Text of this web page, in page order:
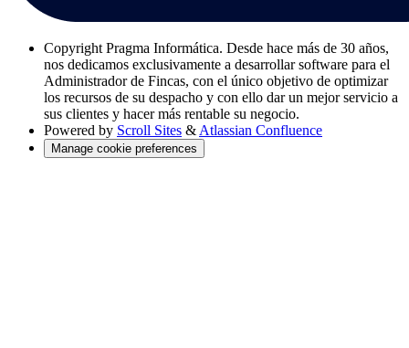
Copyright Pragma Informática. Desde hace más de 30 años,
nos dedicamos exclusivamente a desarrollar software para el
Administrador de Fincas, con el único objetivo de optimizar
los recursos de su despacho y con ello dar un mejor servicio a
sus clientes y hacer más rentable su negocio.
Powered by Scroll Sites &Atlassian Confluence
Manage cookie preferences